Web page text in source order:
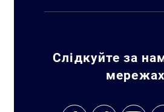
Слідкуйте за
мережах